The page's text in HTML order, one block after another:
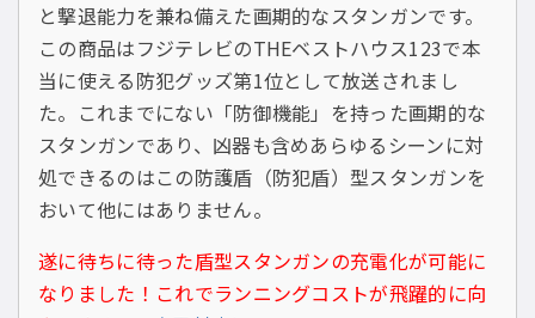
と撃退能力を兼ね備えた画期的なスタンガンです。
この商品はフジテレビのTHEベストハウス123で本
当に使える防犯グッズ第1位として放送されまし
た。これまでにない「防御機能」を持った画期的な
スタンガンであり、凶器も含めあらゆるシーンに対
処できるのはこの防護盾（防犯盾）型スタンガンを
おいて他にはありません。
遂に待ちに待った盾型スタンガンの充電化が可能に
なりました！これでランニングコストが飛躍的に向